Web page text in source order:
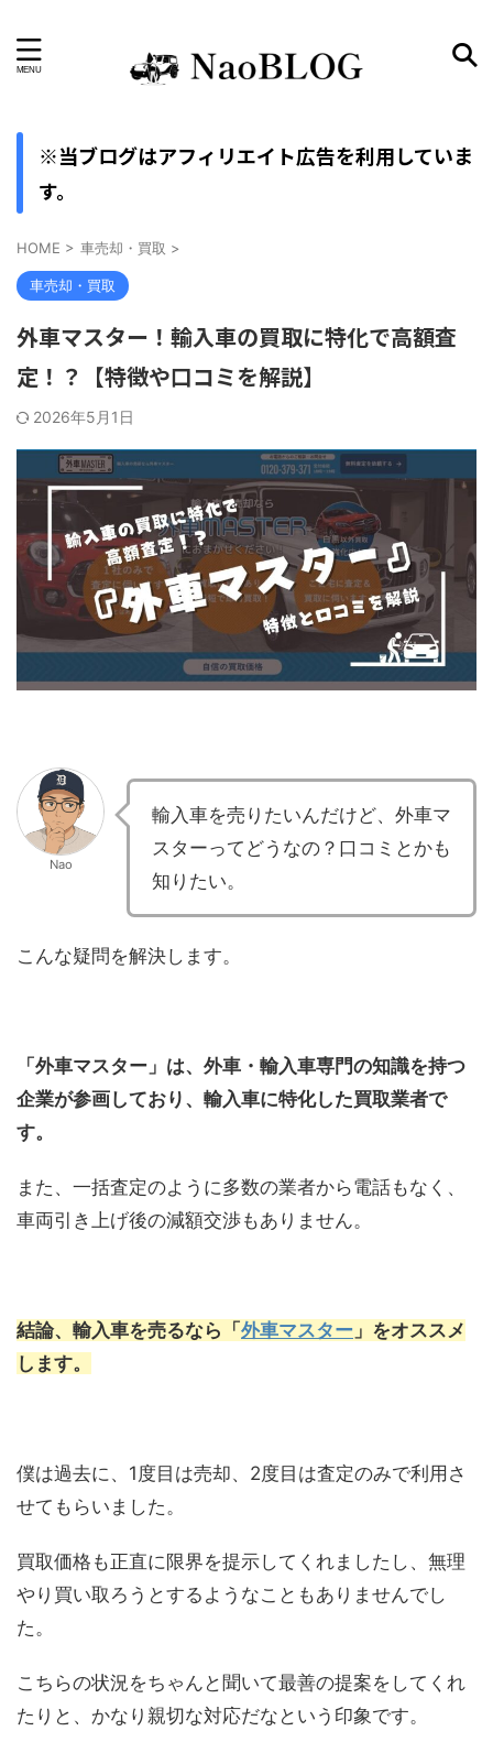
※当ブログはアフィリエイト広告を利用していま
す。
HOME > 車売却・買取 >
車売却・買取
外車マスター！輸入車の買取に特化で高額査
定！？【特徴や口コミを解説】
2026年5月1日
Nao
輸入車を売りたいんだけど、外車マ
スターってどうなの？口コミとかも
知りたい。
こんな疑問を解決します。
「外車マスター」は、外車・輸入車専門の知識を持つ
企業が参画しており、輸入車に特化した買取業者で
す。
また、一括査定のように多数の業者から電話もなく、
車両引き上げ後の減額交渉もありません。
結論、輸入車を売るなら「 外車マスター 」をオススメ
します。
僕は過去に、1度目は売却、2度目は査定のみで利用さ
せてもらいました。
買取価格も正直に限界を提示してくれましたし、無理
やり買い取ろうとするようなこともありませんでし
た。
こちらの状況をちゃんと聞いて最善の提案をしてくれ
たりと、かなり親切な対応だなという印象です。